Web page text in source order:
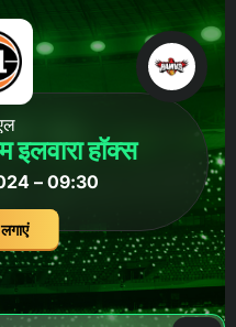
इलवारा हॉक्स
– 09:30